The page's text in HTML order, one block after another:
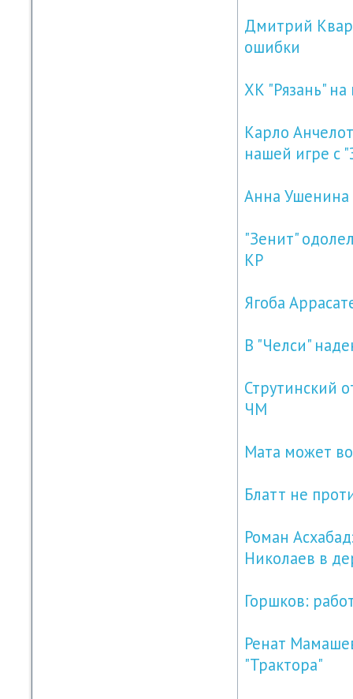
Дмитрий
ошибки
ХК "Рязань"
Карло
нашей игре с
Анна Ушенина
"Зенит"
КР
Ягоба
В "Челси"
Струтинский
ЧМ
Мата может
Блатт не
Роман
Николаев в
Горшков:
Ренат
"Трактора"